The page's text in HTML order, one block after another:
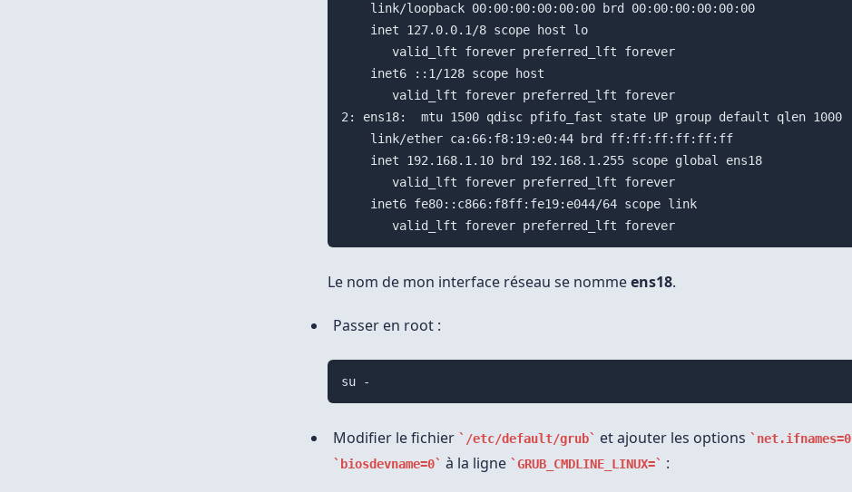
    link/loopback 00:00:00:00:00:00 brd 00:00:00:00:00:00
    inet 127.0.0.1/8 scope host lo
       valid_lft forever preferred_lft forever
    inet6 ::1/128 scope host
       valid_lft forever preferred_lft forever
2: ens18:  mtu 1500 qdisc pfifo_fast state UP group default qlen 1000
    link/ether ca:66:f8:19:e0:44 brd ff:ff:ff:ff:ff:ff
    inet 192.168.1.10 brd 192.168.1.255 scope global ens18
       valid_lft forever preferred_lft forever
    inet6 fe80::c866:f8ff:fe19:e044/64 scope link
Le nom de mon interface réseau se nommeens18.
Passer en root :
su -
Modifier le fichier /etc/default/grub et ajouter les options net.ifnames=0
biosdevname=0 à la ligne GRUB_CMDLINE_LINUX= :